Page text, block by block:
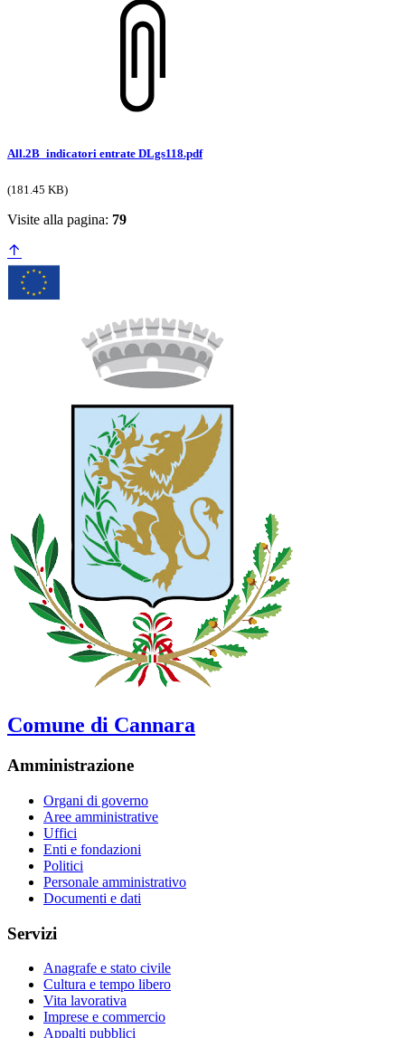
All.2B_indicatori entrate DLgs118.pdf
(181.45 KB)
Visite alla pagina: 79
Comune di Cannara
Amministrazione
Organi di governo
Aree amministrative
Uffici
Enti e fondazioni
Politici
Personale amministrativo
Documenti e dati
Servizi
Anagrafe e stato civile
Cultura e tempo libero
Vita lavorativa
Imprese e commercio
Appalti pubblici